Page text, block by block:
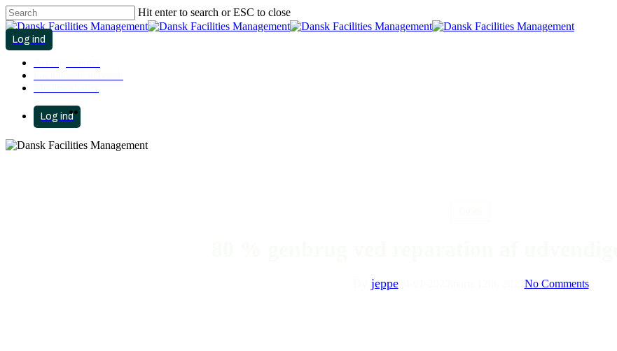
Skip
to
main
content
Hit enter to search or ESC to close
Close
Search
search
Menu
search
account
jeppe24-01-2022 No Comments